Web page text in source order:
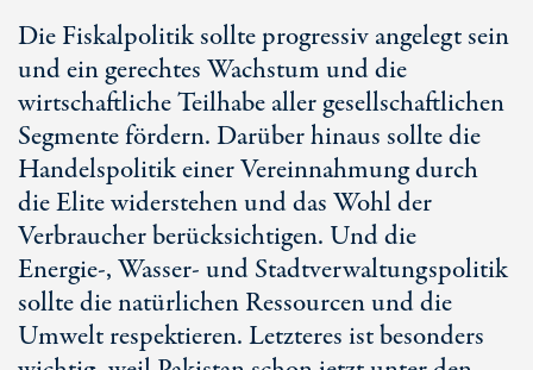
Die Fiskalpolitik sollte progressiv angelegt sein
und ein gerechtes Wachstum und die
wirtschaftliche Teilhabe aller gesellschaftlichen
Segmente fördern. Darüber hinaus sollte die
Handelspolitik einer Vereinnahmung durch
die Elite widerstehen und das Wohl der
Verbraucher berücksichtigen. Und die
Energie-, Wasser- und Stadtverwaltungspolitik
sollte die natürlichen Ressourcen und die
Umwelt respektieren. Letzteres ist besonders